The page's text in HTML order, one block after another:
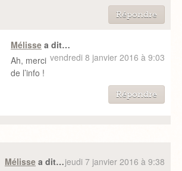
Répondre
Mélissea dit…
vendredi 8 janvier 2016 à 9:03
Ah, merci
de l’info !
Répondre
Mélissea dit…jeudi 7 janvier 2016 à 9:38